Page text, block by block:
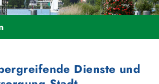
Dienste und